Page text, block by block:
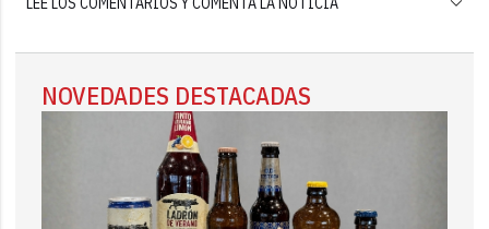
NOVEDADES DESTACADAS